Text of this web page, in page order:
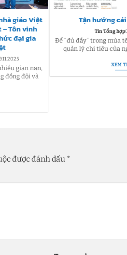
giáo Việt
– Tôn vinh
đại gia
gian nan,
đồng đội và
Tận hưởng
Tin Tổng hợp
Để “đủ đầy” trong mùa
quản lý chi tiêu của
XEM
được đánh dấu *